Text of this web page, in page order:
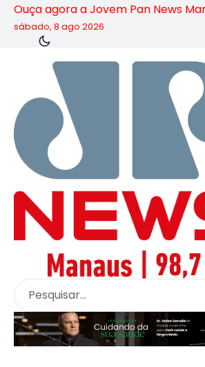
Ouça agora a Jovem Pan News
sábado, 8 ago 2026